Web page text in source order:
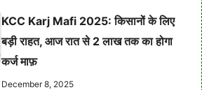
KCC Karj Mafi 2025: किसानों के लिए
बड़ी राहत, आज रात से 2 लाख तक का होगा
कर्ज माफ़
December 8, 2025